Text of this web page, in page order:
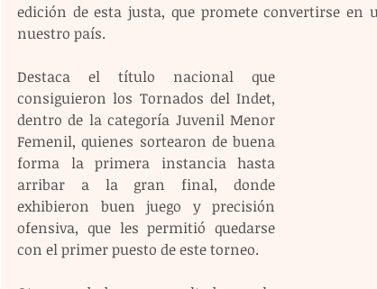
edición de esta justa, que promete convertirse en
nuestro país.
Destaca el título nacional que
consiguieron los Tornados del Indet,
dentro de la categoría Juvenil Menor
Femenil, quienes sortearon de buena
forma la primera instancia hasta
arribar a la gran final, donde
exhibieron buen juego y precisión
ofensiva, que les permitió quedarse
con el primer puesto de este torneo.